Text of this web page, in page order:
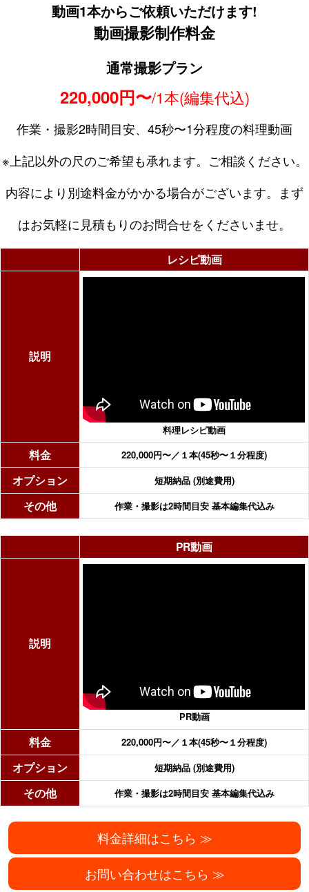
動画1本からご依頼いただけます!
動画撮影制作料金
通常撮影プラン
220,000円〜/1本(編集代込)
作業・撮影2時間目安、45秒〜1分程度の料理動画
※上記以外の尺のご希望も承れます。ご相談ください。
内容により別途料金がかかる場合がございます。まず
はお気軽に見積もりのお問合せをくださいませ。
レシピ動画
説明
料理レシピ動画
料金 220,000円〜／１本(45秒〜１分程度)
オプション 短期納品 (別途費用)
その他 作業・撮影は2時間目安 基本編集代込み
PR動画
説明
PR動画
料金 220,000円〜／１本(45秒〜１分程度)
オプション 短期納品 (別途費用)
その他 作業・撮影は2時間目安 基本編集代込み
料金詳細はこちら ≫
お問い合わせはこちら ≫